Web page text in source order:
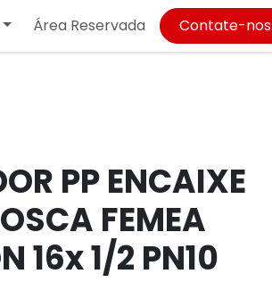
Área Reservada Contate-nos
PP ENCAIXE
FEMEA
16x 1/2 PN10